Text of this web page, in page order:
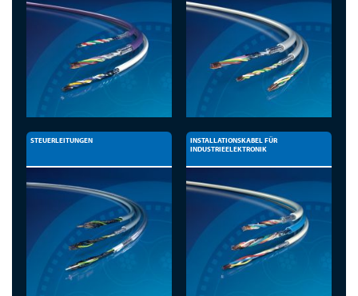
STEUERLEITUNGEN
INSTALLATIONSKABEL FÜR
INDUSTRIEELEKTRONIK